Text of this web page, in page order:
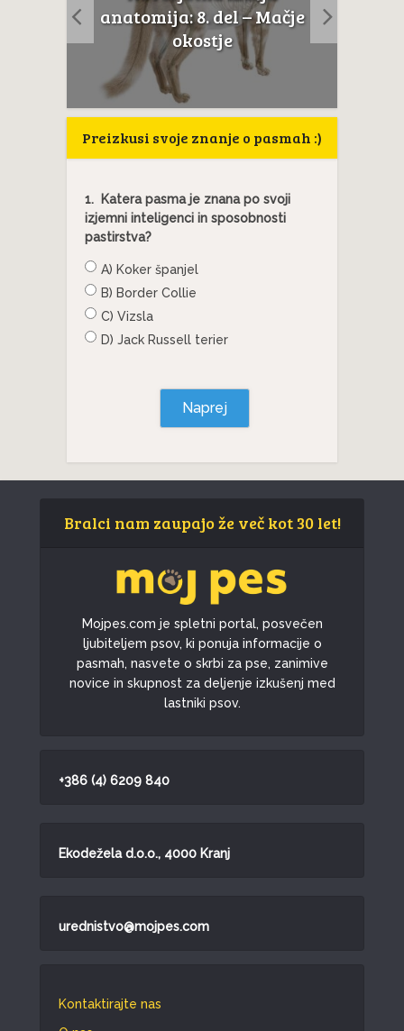
anatomija: 8. del – Mačje
okostje
Preizkusi svoje znanje o pasmah :)
1.
Katera pasma je znana po svoji
izjemni inteligenci in sposobnosti
pastirstva?
A) Koker španjel
B) Border Collie
C) Vizsla
D) Jack Russell terier
Naprej
Bralci nam zaupajo že več kot 30 let!
Mojpes.com je spletni portal, posvečen
ljubiteljem psov, ki ponuja informacije o
pasmah, nasvete o skrbi za pse, zanimive
novice in skupnost za deljenje izkušenj med
lastniki psov.
+386 (4) 6209 840
Ekodežela d.o.o., 4000 Kranj
urednistvo@mojpes.com
Kontaktirajte nas